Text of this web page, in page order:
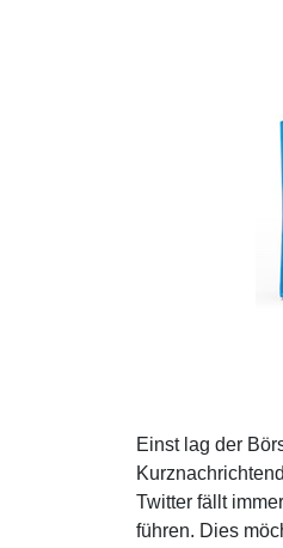
Einst lag der
Twitter fällt
führen. Dies